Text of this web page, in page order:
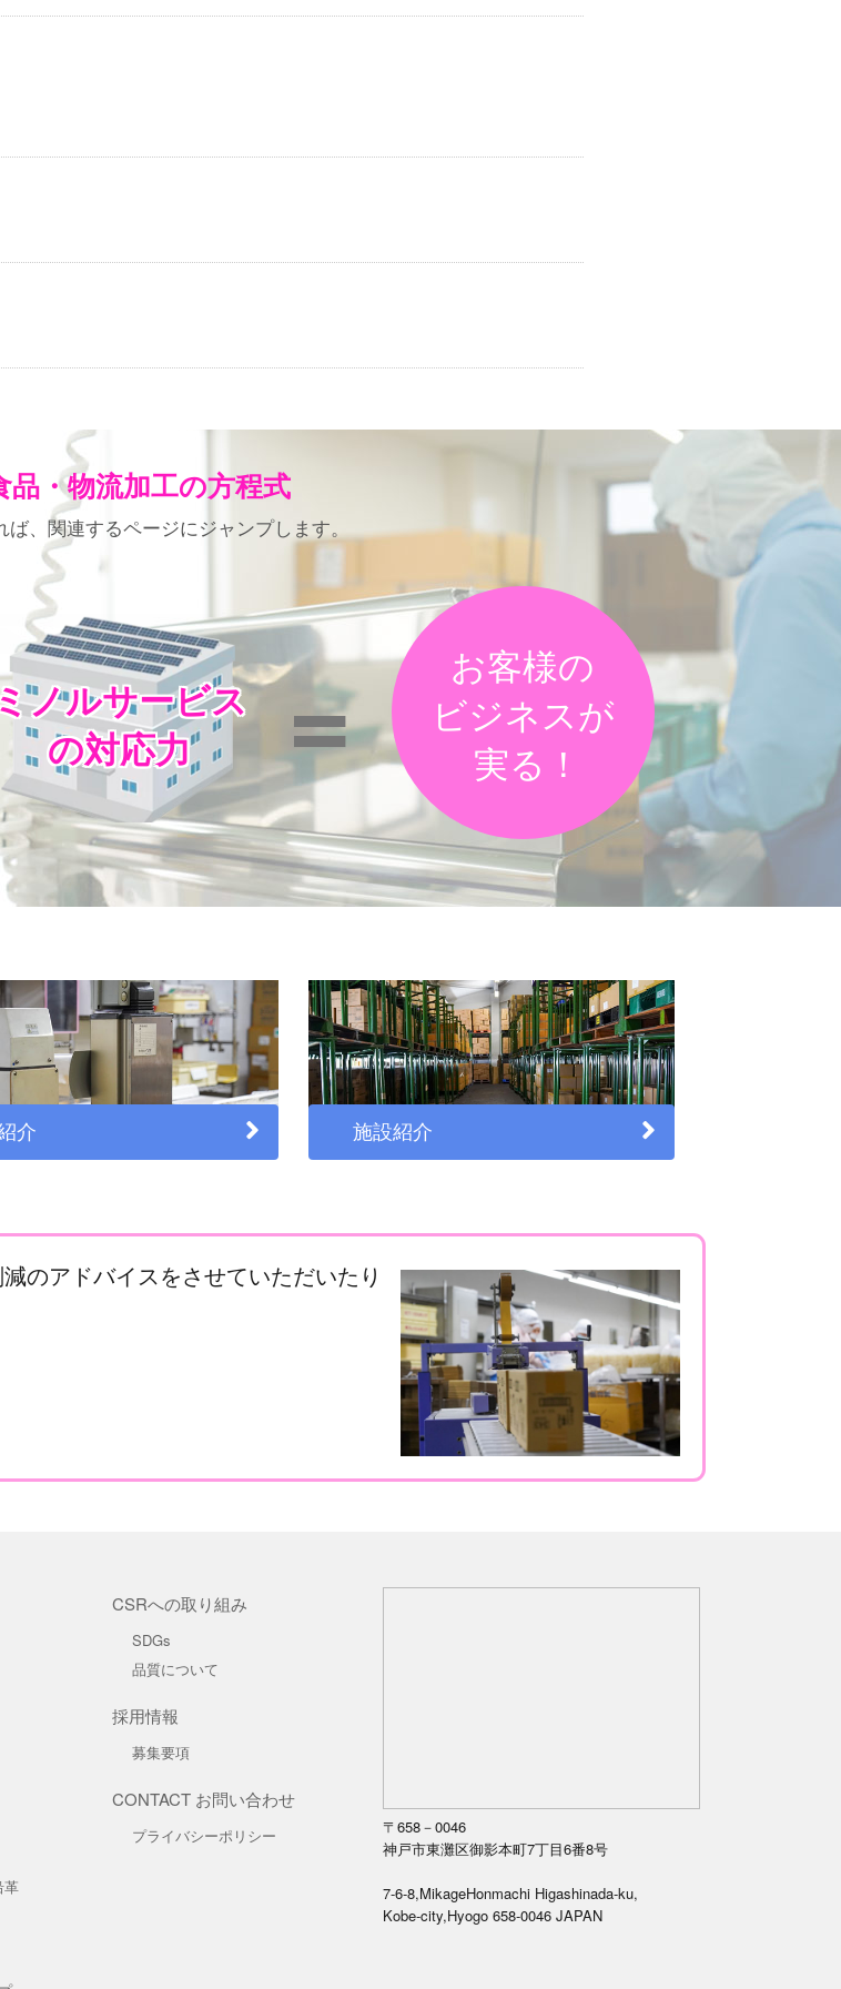
品・物流加工の方程式
、関連するページにジャンプします。
ミノルサービス
の対応力
=
お客様の
ビジネスが
実る！
介 施設紹介
のアドバイスをさせていただいたり
革
CSRへの取り組み
SDGs
品質について
採用情報
募集要項
CONTACT お問い合わせ
プライバシーポリシー
〒658－0046
神戸市東灘区御影本町7丁目6番8号
7-6-8,MikageHonmachi Higashinada-ku,
Kobe-city,Hyogo 658-0046 JAPAN